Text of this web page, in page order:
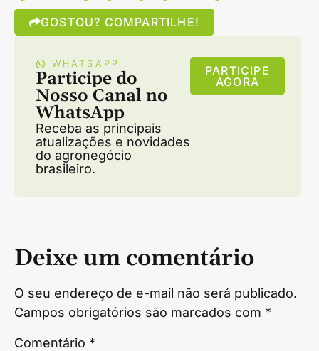
GOSTOU? COMPARTILHE!
WHATSAPP
Participe do
Nosso Canal no
WhatsApp
Receba as principais
atualizações e novidades
do agronegócio
brasileiro.
PARTICIPE
AGORA
Deixe um comentário
O seu endereço de e-mail não será publicado.
Campos obrigatórios são marcados com *
Comentário *